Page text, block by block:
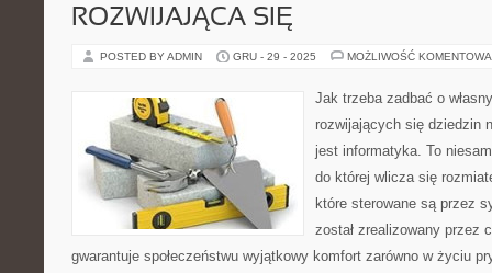
ROZWIJAJĄCA SIĘ
POSTED BY ADMIN GRU - 29 - 2025 MOŻLIWOŚĆ
Jak trzeba zadbać o
rozwijających się dziedzin
jest informatyka. To
do której wlicza się
które sterowane są przez
został zrealizowany przez
gwarantuje społeczeństwu wyjątkowy komfort zarówno w życiu